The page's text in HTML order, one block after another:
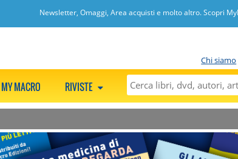
Newsletter, Omaggi, Area acquisti e molto altro. Scopri
Chi siamo
MY MACRO RIVISTE